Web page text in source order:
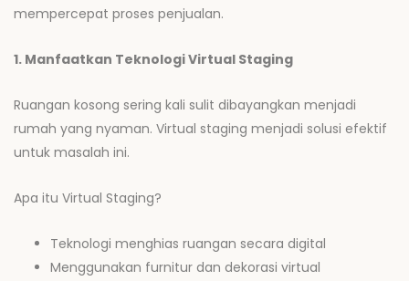
mempercepat proses penjualan.
1. Manfaatkan Teknologi Virtual Staging
Ruangan kosong sering kali sulit dibayangkan menjadi
rumah yang nyaman. Virtual staging menjadi solusi efektif
untuk masalah ini.
Apa itu Virtual Staging?
Teknologi menghias ruangan secara digital
Menggunakan furnitur dan dekorasi virtual